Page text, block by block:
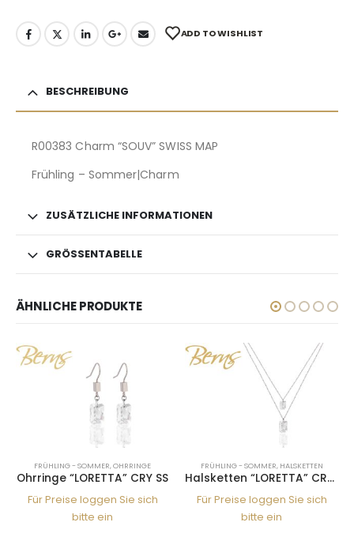
ADD TO WISHLIST
BESCHREIBUNG
R00383 Charm “SOUV” SWISS MAP
Frühling – Sommer|Charm
ZUSÄTZLICHE INFORMATIONEN
GRÖSSENTABELLE
ÄHNLICHE PRODUKTE
SS
FRÜHLING - SOMMER,HALSKETTEN
Für Preise loggen Sie sich
bitte ein
ANHÄNGER,FRÜHLING - SOMMER
Anhänger “LORI” CRY 16SS
Für Preise loggen Sie sich
bitte ein